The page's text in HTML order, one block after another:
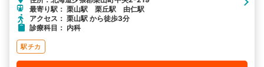
最寄り駅： 栗山駅 栗丘駅 由仁駅
アクセス： 栗山駅 から徒歩3分
診療科目： 内科
駅チカ